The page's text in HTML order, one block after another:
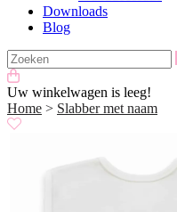
Downloads
Blog
Uw winkelwagen is leeg!
Home > Slabber met naam